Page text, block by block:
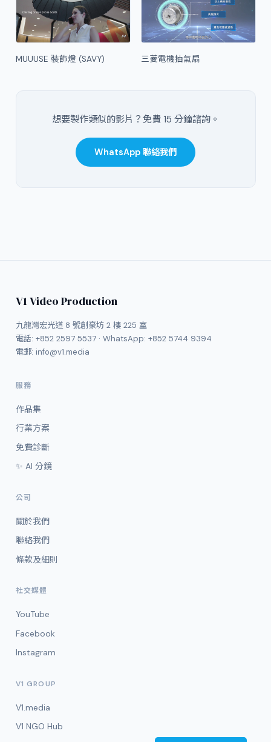
MUUUSE 裝飾燈 (SAVY) 三菱電機抽氣扇
想要製作類似的影片？免費 15 分鐘諮詢。
WhatsApp 聯絡我們
V1 Video Production
九龍灣宏光道 8 號創豪坊 2 樓 225 室
電話: +852 2597 5537· WhatsApp: +852 5744 9394
電郵: info@v1.media
服務
作品集
行業方案
免費診斷
✨ AI 分鏡
公司
關於我們
聯絡我們
條款及細則
社交媒體
YouTube
Facebook
Instagram
V1 GROUP
V1.media
V1 NGO Hub